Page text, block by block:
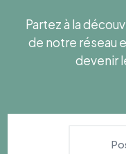
Partez à la
de notre réseau
devenir